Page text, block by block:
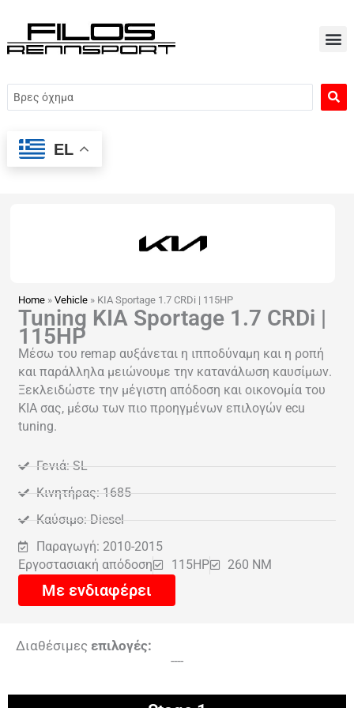
περιεχόμενο
Search
...
EL
Home »Vehicle » KIA Sportage 1.7 CRDi | 115HP
Tuning KIA Sportage 1.7 CRDi |
115HP
Μέσω του remap αυξάνεται η ιπποδύναμη και η ροπή
και παράλληλα μειώνουμε την κατανάλωση καυσίμων.
Ξεκλειδώστε την μέγιστη απόδοση και οικονομία του
KIA σας, μέσω των πιο προηγμένων επιλογών ecu
tuning.
Γενιά: SL
Κινητήρας: 1685
Καύσιμο: Diesel
Παραγωγή: 2010-2015
Εργοστασιακή απόδοση
115HP 260 NM
Με ενδιαφέρει
Διαθέσιμες επιλογές:
----